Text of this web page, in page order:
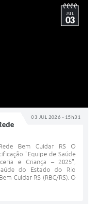
03 JUL 2026 - 15h31
JUL
03
Bem Cuidar RS O
"Equipe de Saúde
e Criança – 2025",
do Estado do Rio
Cuidar RS (RBC/RS). O